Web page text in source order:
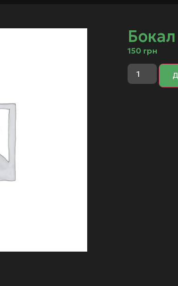
150 грн